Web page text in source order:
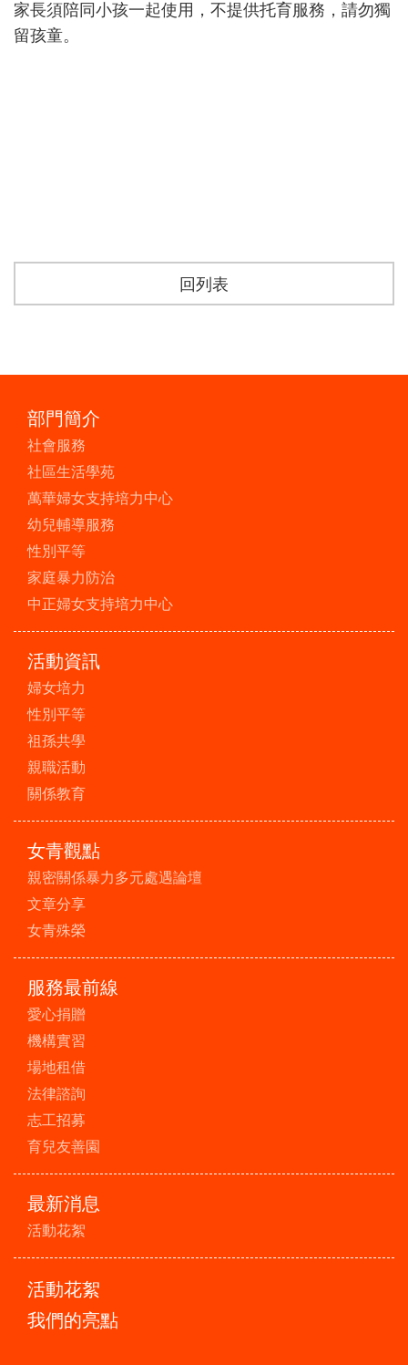
家長須陪同小孩一起使用，不提供托育服務，請勿獨
留孩童。
回列表
部門簡介
社會服務
社區生活學苑
萬華婦女支持培力中心
幼兒輔導服務
性別平等
家庭暴力防治
中正婦女支持培力中心
活動資訊
婦女培力
性別平等
祖孫共學
親職活動
關係教育
女青觀點
親密關係暴力多元處遇論壇
文章分享
女青殊榮
服務最前線
愛心捐贈
機構實習
場地租借
法律諮詢
志工招募
育兒友善園
最新消息
活動花絮
活動花絮
我們的亮點